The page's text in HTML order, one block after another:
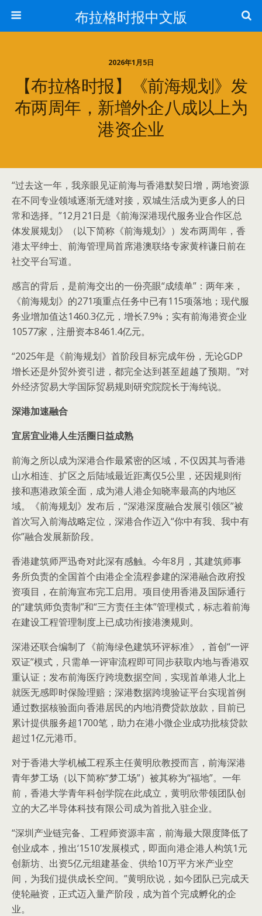
布拉格时报中文版
2026年1月5日
【布拉格时报】《前海规划》发
布两周年，新增外企八成以上为
港资企业
“过去这一年，我亲眼见证前海与香港默契日增，两地资源
在不同专业领域逐渐无缝对接，双城生活成为更多人的日
常和选择。”12月21日是《前海深港现代服务业合作区总
体发展规划》（以下简称《前海规划》）发布两周年，香
港太平绅士、前海管理局首席港澳联络专家黄梓谦日前在
社交平台写道。
感言的背后，是前海交出的一份亮眼“成绩单”：两年来，
《前海规划》的271项重点任务中已有115项落地；现代服
务业增加值达1460.3亿元，增长7.9%；实有前海港资企业
10577家，注册资本8461.4亿元。
“2025年是《前海规划》首阶段目标完成年份，无论GDP
增长还是外贸外资引进，都完全达到甚至超越了预期。”对
外经济贸易大学国际贸易规则研究院院长于海纯说。
深港加速融合
宜居宜业港人生活圈日益成熟
前海之所以成为深港合作最紧密的区域，不仅因其与香港
山水相连、扩区之后陆域最近距离仅5公里，还因规则衔
接和惠港政策全面，成为港人港企知晓率最高的内地区
域。《前海规划》发布后，“深港深度融合发展引领区”被
首次写入前海战略定位，深港合作迈入“你中有我、我中有
你”融合发展新阶段。
香港建筑师严迅奇对此深有感触。今年8月，其建筑师事
务所负责的全国首个由港企全流程参建的深港融合政府投
资项目，在前海宣布完工启用。项目使用香港及国际通行
的“建筑师负责制”和“三方责任主体”管理模式，标志着前海
在建设工程管理制度上已成功衔接港澳规则。
深港还联合编制了《前海绿色建筑环评标准》，首创“一评
双证”模式，只需单一评审流程即可同步获取内地与香港双
重认证；发布前海医疗跨境数据空间，实现首单港人北上
就医无感即时保险理赔；深港数据跨境验证平台实现首例
通过数据核验面向香港居民的内地消费贷款放款，目前已
累计提供服务超1700笔，助力在港小微企业成功批核贷款
超过1亿元港币。
对于香港大学机械工程系主任黄明欣教授而言，前海深港
青年梦工场（以下简称“梦工场”）被其称为“福地”。一年
前，香港大学青年科创学院在此成立，黄明欣带领团队创
立的大乙半导体科技有限公司成为首批入驻企业。
“深圳产业链完备、工程师资源丰富，前海最大限度降低了
创业成本，推出‘1510’发展模式，即面向港企港人构筑1元
创新坊、出资5亿元组建基金、供给10万平方米产业空
间，为我们提供成长空间。”黄明欣说，如今团队已完成天
使轮融资，正式迈入量产阶段，成为首个完成孵化的企
业。